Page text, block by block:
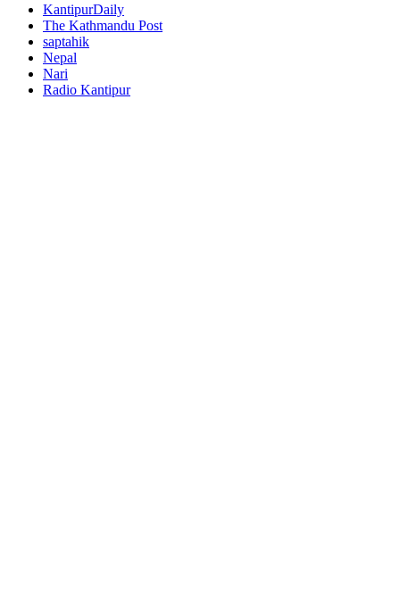
KantipurDaily
The Kathmandu Post
saptahik
Nepal
Nari
Radio Kantipur